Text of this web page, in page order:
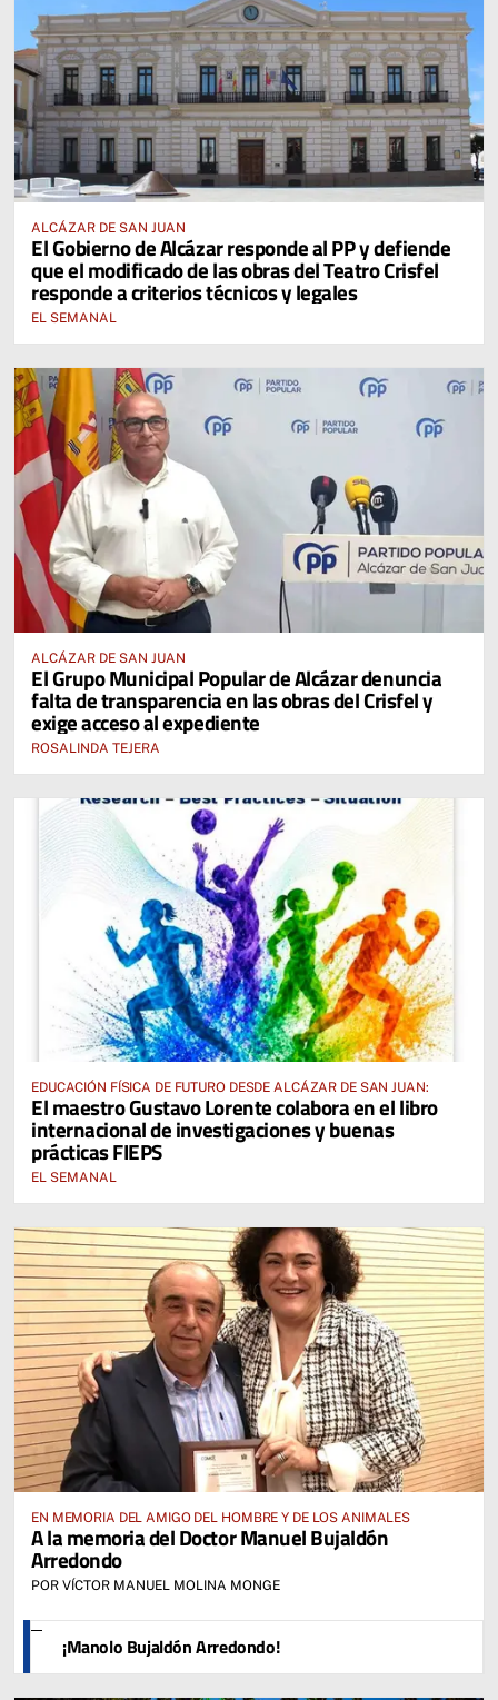
ALCÁZAR DE SAN JUAN
El Gobierno de Alcázar responde al PP y defiende
que el modificado de las obras del Teatro Crisfel
responde a criterios técnicos y legales
EL SEMANAL
ALCÁZAR DE SAN JUAN
El Grupo Municipal Popular de Alcázar denuncia
falta de transparencia en las obras del Crisfel y
exige acceso al expediente
ROSALINDA TEJERA
EDUCACIÓN FÍSICA DE FUTURO DESDE ALCÁZAR DE SAN JUAN:
El maestro Gustavo Lorente colabora en el libro
internacional de investigaciones y buenas
prácticas FIEPS
EL SEMANAL
EN MEMORIA DEL AMIGO DEL HOMBRE Y DE LOS ANIMALES
A la memoria del Doctor Manuel Bujaldón
Arredondo
POR VÍCTOR MANUEL MOLINA MONGE
¡Manolo Bujaldón Arredondo!